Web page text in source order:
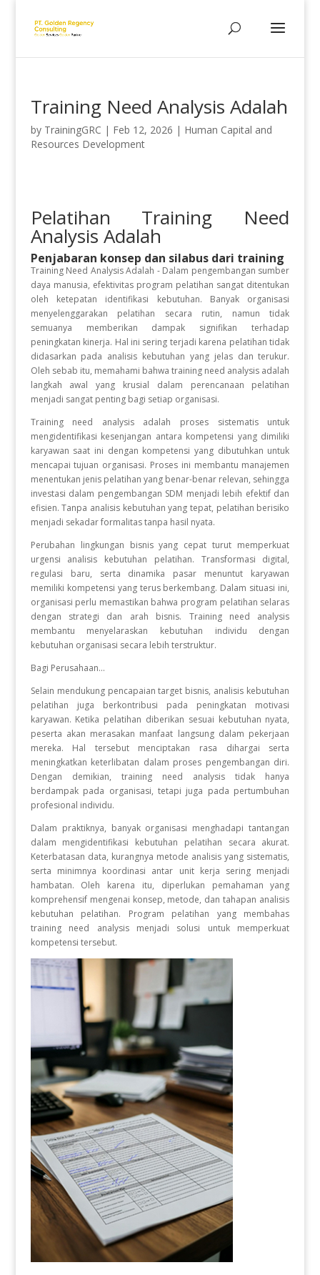
Training Need Analysis Adalah
by TrainingGRC | Feb 12, 2026 | Human Capital and
Resources Development
Pelatihan Training Need
Analysis Adalah
Penjabaran konsep dan silabus dari training
Training Need Analysis Adalah - Dalam pengembangan sumber
daya manusia, efektivitas program pelatihan sangat ditentukan
oleh ketepatan identifikasi kebutuhan. Banyak organisasi
menyelenggarakan pelatihan secara rutin, namun tidak
semuanya memberikan dampak signifikan terhadap
peningkatan kinerja. Hal ini sering terjadi karena pelatihan tidak
didasarkan pada analisis kebutuhan yang jelas dan terukur.
Oleh sebab itu, memahami bahwa training need analysis adalah
langkah awal yang krusial dalam perencanaan pelatihan
menjadi sangat penting bagi setiap organisasi.
Training need analysis adalah proses sistematis untuk
mengidentifikasi kesenjangan antara kompetensi yang dimiliki
karyawan saat ini dengan kompetensi yang dibutuhkan untuk
mencapai tujuan organisasi. Proses ini membantu manajemen
menentukan jenis pelatihan yang benar-benar relevan, sehingga
investasi dalam pengembangan SDM menjadi lebih efektif dan
efisien. Tanpa analisis kebutuhan yang tepat, pelatihan berisiko
menjadi sekadar formalitas tanpa hasil nyata.
Perubahan lingkungan bisnis yang cepat turut memperkuat
urgensi analisis kebutuhan pelatihan. Transformasi digital,
regulasi baru, serta dinamika pasar menuntut karyawan
memiliki kompetensi yang terus berkembang. Dalam situasi ini,
organisasi perlu memastikan bahwa program pelatihan selaras
dengan strategi dan arah bisnis. Training need analysis
membantu menyelaraskan kebutuhan individu dengan
kebutuhan organisasi secara lebih terstruktur.
Bagi Perusahaan...
Selain mendukung pencapaian target bisnis, analisis kebutuhan
pelatihan juga berkontribusi pada peningkatan motivasi
karyawan. Ketika pelatihan diberikan sesuai kebutuhan nyata,
peserta akan merasakan manfaat langsung dalam pekerjaan
mereka. Hal tersebut menciptakan rasa dihargai serta
meningkatkan keterlibatan dalam proses pengembangan diri.
Dengan demikian, training need analysis tidak hanya
berdampak pada organisasi, tetapi juga pada pertumbuhan
profesional individu.
Dalam praktiknya, banyak organisasi menghadapi tantangan
dalam mengidentifikasi kebutuhan pelatihan secara akurat.
Keterbatasan data, kurangnya metode analisis yang sistematis,
serta minimnya koordinasi antar unit kerja sering menjadi
hambatan. Oleh karena itu, diperlukan pemahaman yang
komprehensif mengenai konsep, metode, dan tahapan analisis
kebutuhan pelatihan. Program pelatihan yang membahas
training need analysis menjadi solusi untuk memperkuat
kompetensi tersebut.